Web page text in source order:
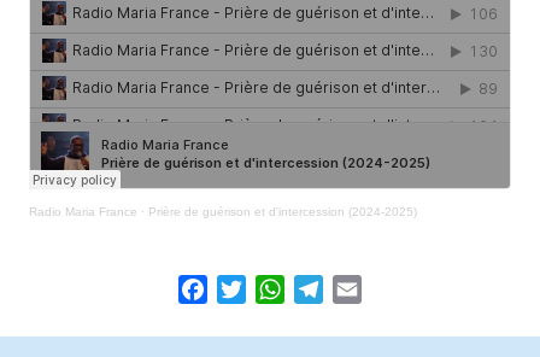
Radio Maria France · Prière de guérison et d'intercession (2024-2025)
Facebook
TwitterWhatsApp
Telegram